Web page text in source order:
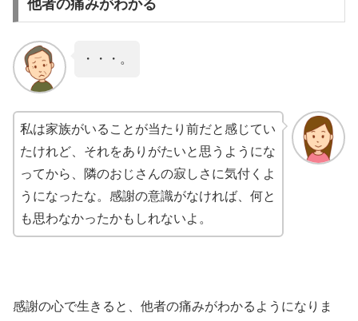
他者の痛みがわかる
・・・。
私は家族がいることが当たり前だと感じてい
たけれど、それをありがたいと思うようにな
ってから、隣のおじさんの寂しさに気付くよ
うになったな。感謝の意識がなければ、何と
も思わなかったかもしれないよ。
感謝の心で生きると、他者の痛みがわかるようになりま